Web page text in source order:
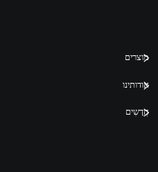
מוצרים
אודותינו
חֲדָשִים